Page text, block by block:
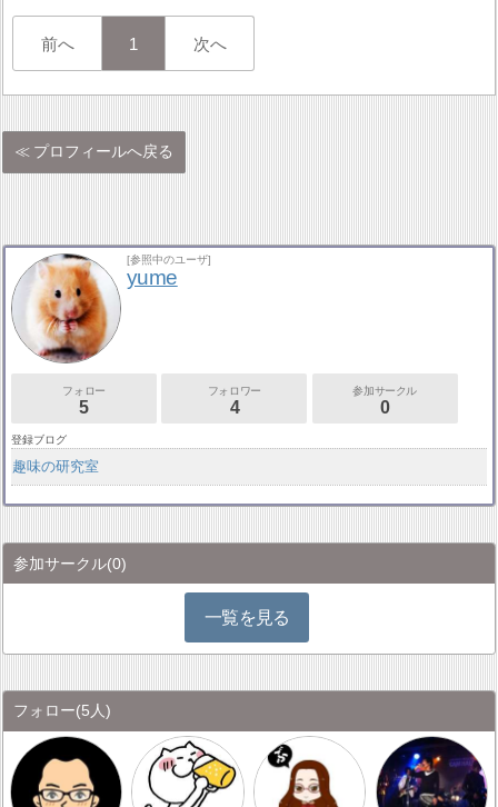
前へ 1 次へ
プロフィールへ戻る
[参照中のユーザ]
yume
フォロー
5
フォロワー
4
参加サークル
0
登録ブログ
趣味の研究室
参加サークル(0)
一覧を見る
フォロー(5人)